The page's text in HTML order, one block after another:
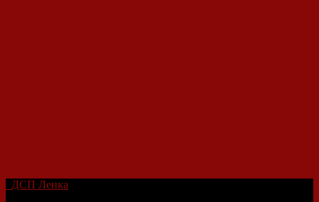
ДСП Ленка